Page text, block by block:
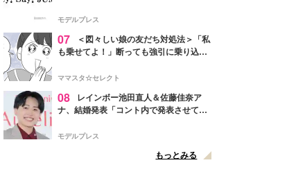
モデルプレス
07
＜図々しい娘の友だち対処法＞「私
も乗せてよ！」断っても強引に乗り込ん
ママスタ☆セレクト
08
レインボー池田直人＆佐藤佳奈ア
ナ、結婚発表「コント内で発表させてい
点変更のため
モデルプレス
もっとみる